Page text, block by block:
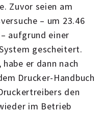
Zuvor seien am
– um 23.46
aufgrund einer
gescheitert.
er dann nach
Drucker-Handbuch
den
im Betrieb